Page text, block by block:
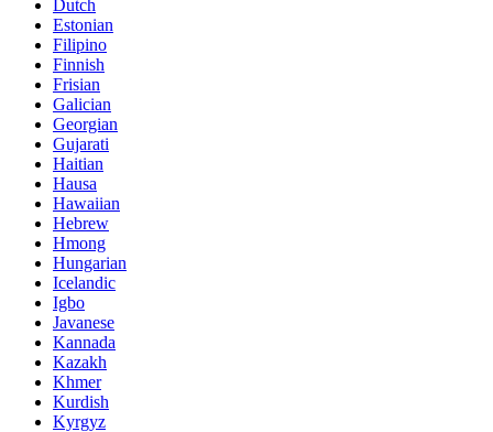
Dutch
Estonian
Filipino
Finnish
Frisian
Galician
Georgian
Gujarati
Haitian
Hausa
Hawaiian
Hebrew
Hmong
Hungarian
Icelandic
Igbo
Javanese
Kannada
Kazakh
Khmer
Kurdish
Kyrgyz